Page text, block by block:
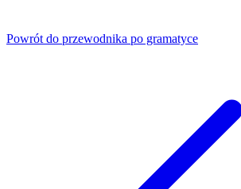
Powrót do przewodnika po gramatyce